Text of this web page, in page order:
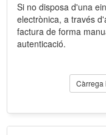
Si no disposa d'una
electrònica, a través
factura de forma
autenticació.
Càrrega